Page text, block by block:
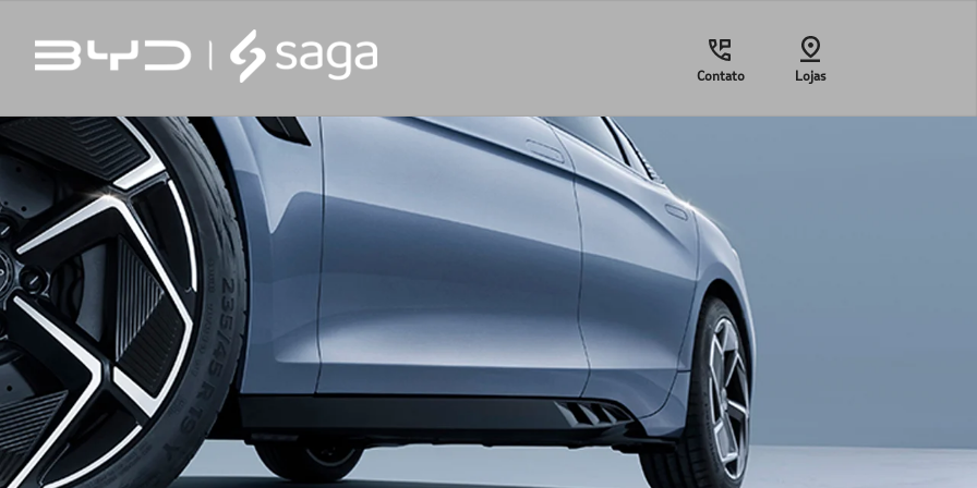
Contato Lojas